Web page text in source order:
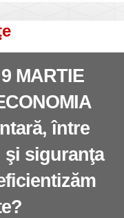
MARTIE
între
şi siguranţa